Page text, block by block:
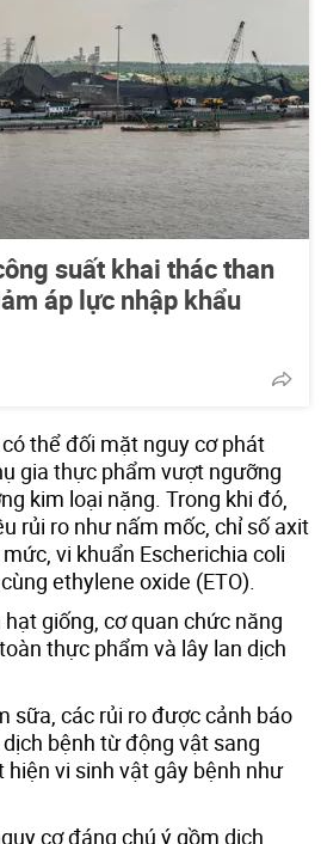
suất khai thác than
áp lực nhập khẩu
thể đối mặt nguy cơ phát
gia thực phẩm vượt ngưỡng
kim loại nặng. Trong khi đó,
rủi ro như nấm mốc, chỉ số axit
vi khuẩn Escherichia coli
ethylene oxide (ETO).
giống, cơ quan chức năng
thực phẩm và lây lan dịch
sữa, các rủi ro được cảnh báo
bệnh từ động vật sang
hiện vi sinh vật gây bệnh như
cơ đáng chú ý gồm dịch